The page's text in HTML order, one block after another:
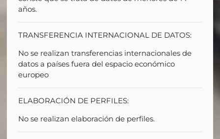
años.
TRANSFERENCIA INTERNACIONAL DE DATOS:
No se realizan transferencias internacionales de
datos a países fuera del espacio económico
europeo
ELABORACIÓN DE PERFILES:
No se realizan elaboración de perfiles.